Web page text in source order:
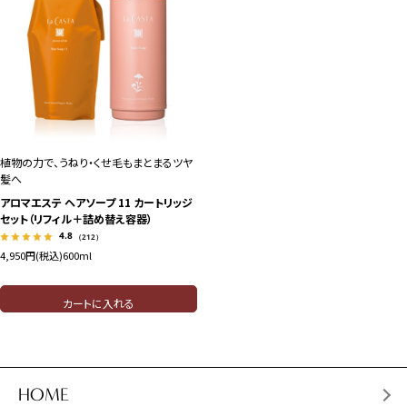
植物の力で、うねり・くせ毛もまとまるツヤ
髪へ
アロマエステ ヘアソープ 11 カートリッジ
セット（リフィル＋詰め替え容器）
4.8 （212）
4,950円(税込)600ml
カートに入れる
HOME